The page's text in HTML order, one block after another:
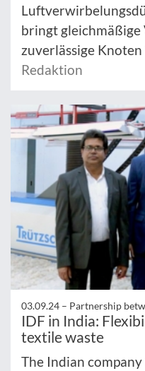
bringt
zuverlässige
Redaktion
03.09.24 – Partnership
IDF in India:
textile waste
The Indian